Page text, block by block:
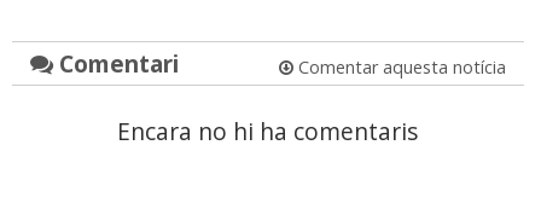
Comentari Comentar aquesta notícia
Encara no hi ha comentaris